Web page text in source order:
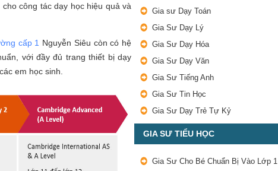
công tác dạy học hiệu quả và
cấp 1 Nguyễn Siêu còn có hệ
với đầy đủ trang thiết bị dạy
em học sinh.
Gia sư Dạy Toán
Gia Sư Dạy Lý
Gia Sư Dạy Hóa
Gia Sư Dạy Văn
Gia Sư Tiếng Anh
Gia Sư Tin Học
Gia Sư Dạy Trẻ Tự Kỷ
GIA SƯ TIỂU HỌC
Gia Sư Cho Bé Chuẩn Bị Vào Lớp 1